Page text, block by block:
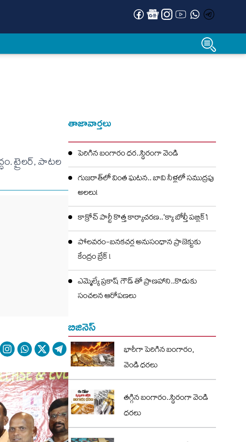
ట్రైలర్, పాటల
తాజావార్తలు
పెరిగిన బంగారం ధర..స్థిరంగా వెండి
గుజరాత్‌లో వింత ఘటన.. బావి నీళ్లలో సముద్రపు
అలలు!
కాక్రోచ్ పార్టీ కొత్త కార్యాచరణ..‘క్యా బోల్తీ పబ్లిక్’!
పోలవరం-బనకచర్ల అనుసంధాన ప్రాజెక్టుకు
కేంద్రం బ్రేక్ !
ఎమ్మెల్యే ప్రకాష్ గౌడ్ తో ప్రాణహాని..కొడుకు
సంచలన ఆరోపణలు
బిజినెస్
భారీగా పెరిగిన బంగారం,
వెండి ధరలు
తగ్గిన బంగారం..స్థిరంగా వెండి
ధరలు